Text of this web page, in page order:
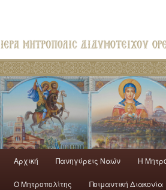
Αρχική Πανηγύρεις Ναών H
Ο Mητροπολίτης Ποιμαντική Διακονία